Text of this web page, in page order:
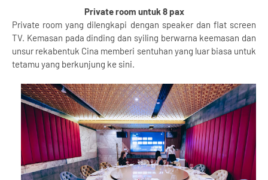
Private room untuk 8 pax
Private room yang dilengkapi dengan speaker dan flat screen
TV. Kemasan pada dinding dan syiling berwarna keemasan dan
unsur rekabentuk Cina memberi sentuhan yang luar biasa untuk
tetamu yang berkunjung ke sini.